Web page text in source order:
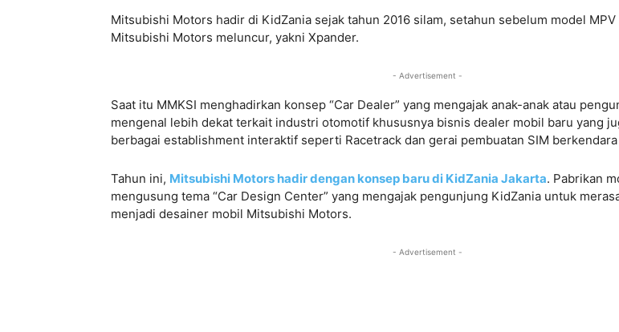
Mitsubishi Motors hadir di KidZania sejak tahun 2016 silam, setahun sebelum model
Mitsubishi Motors meluncur, yakni Xpander.
- Advertisement -
Saat itu MMKSI menghadirkan konsep “Car Dealer” yang mengajak anak-anak atau
mengenal lebih dekat terkait industri otomotif khususnya bisnis dealer mobil baru yang
berbagai establishment interaktif seperti Racetrack dan gerai pembuatan SIM
Tahun ini, Mitsubishi Motors hadir dengan konsep baru di KidZania Jakarta. Pabrikan
mengusung tema “Car Design Center” yang mengajak pengunjung KidZania untuk
menjadi desainer mobil Mitsubishi Motors.
- Advertisement -